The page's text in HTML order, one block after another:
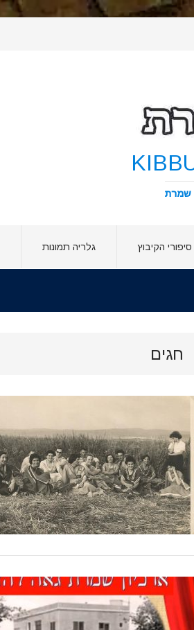
סיפורי הקיבוץ גלריה תמונות
חגים